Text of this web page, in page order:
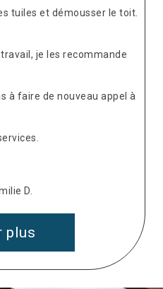
tuiles et démousser le toit.
je les recommande
à faire de nouveau appel à
D.
plus